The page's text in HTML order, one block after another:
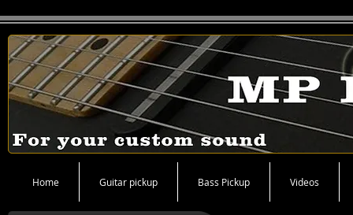
Home Guitar pickup Bass Pickup Videos